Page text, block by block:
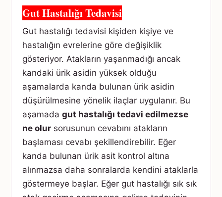
Gut Hastalığı Tedavisi
Gut hastalığı tedavisi kişiden kişiye ve
hastalığın evrelerine göre değişiklik
gösteriyor. Atakların yaşanmadığı ancak
kandaki ürik asidin yüksek olduğu
aşamalarda kanda bulunan ürik asidin
düşürülmesine yönelik ilaçlar uygulanır. Bu
aşamada gut hastalığı tedavi edilmezse
ne olur sorusunun cevabını atakların
başlaması cevabı şekillendirebilir. Eğer
kanda bulunan ürik asit kontrol altına
alınmazsa daha sonralarda kendini ataklarla
göstermeye başlar. Eğer gut hastalığı sık sık